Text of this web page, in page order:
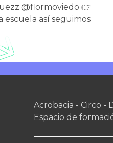
@flormoviedo 👉
escuela así seguimos
Acrobacia - Circo -
Espacio de